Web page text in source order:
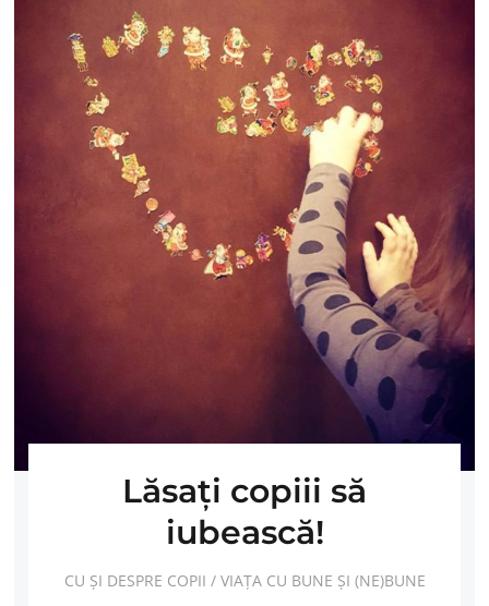
Lăsaţi copiii să
iubească!
CU ȘI DESPRE COPII / VIAȚA CU BUNE ȘI (NE)BUNE